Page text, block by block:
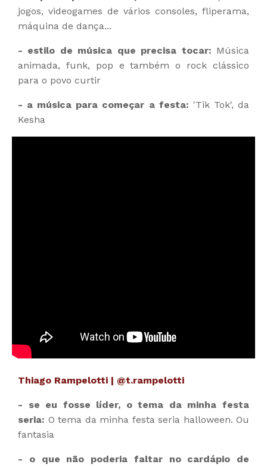
jogos, videogames de vários consoles, fliperama,
máquina de dança...
- estilo de música que precisa tocar: Música
animada, funk, pop e também o rock clássico
para o povo curtir
- a música para começar a festa: 'Tik Tok', da
Kesha
Thiago Rampelotti | @t.rampelotti
- se eu fosse líder, o tema da minha festa
seria: O tema da minha festa seria halloween. Ou
fantasia
- o que não poderia faltar no cardápio de